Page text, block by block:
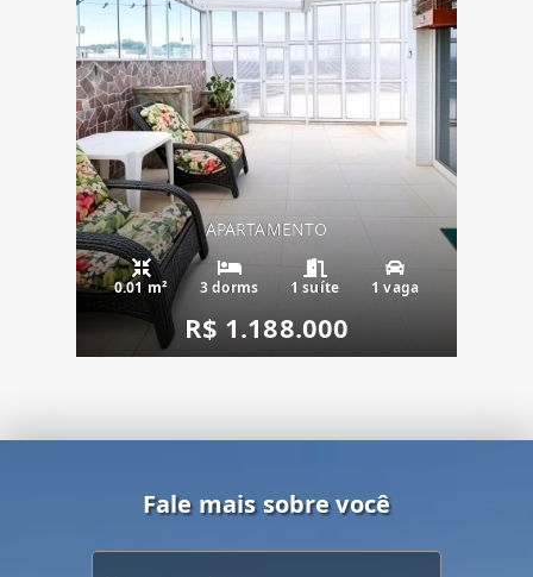
APARTAMENTO
0.01 m² 3 dorms 1 suíte 1 vaga
R$ 1.188.000
Fale mais sobre você